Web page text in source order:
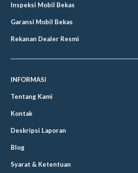
Inspeksi Mobil Bekas
Garansi Mobil Bekas
Rekanan Dealer Resmi
INFORMASI
Tentang Kami
Kontak
Deskripsi Laporan
Blog
Syarat & Ketentuan